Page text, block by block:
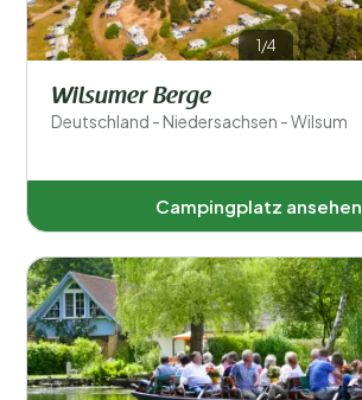
Regionen
Baden-Württemberg (4)
1/4
Wilsumer Berge
Deutschland - Niedersachsen - Wilsum
Campingplatz ansehen